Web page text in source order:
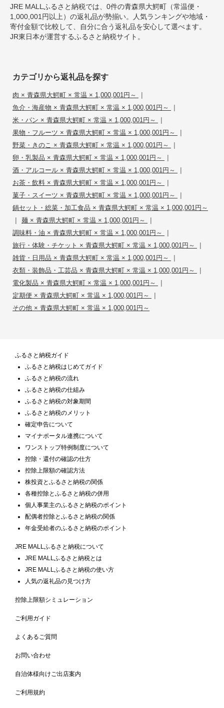
JRE MALLふるさと納税では、0件の青森県大鰐町（常温便・
1,000,001円以上）の返礼品が勢揃い。人気ランキングや地域・
寄付金額で比較して、自分に合う返礼品を安心して選べます。
JR東日本が運営するふるさと納税サイト。
カテゴリから返礼品を探す
肉 × 青森県大鰐町 × 常温 × 1,000,001円～ |
魚介・海産物 × 青森県大鰐町 × 常温 × 1,000,001円～ |
米・パン × 青森県大鰐町 × 常温 × 1,000,001円～ |
果物・フルーツ × 青森県大鰐町 × 常温 × 1,000,001円～ |
野菜・きのこ × 青森県大鰐町 × 常温 × 1,000,001円～ |
卵・乳製品 × 青森県大鰐町 × 常温 × 1,000,001円～ |
酒・アルコール × 青森県大鰐町 × 常温 × 1,000,001円～ |
お茶・飲料 × 青森県大鰐町 × 常温 × 1,000,001円～ |
菓子・スイーツ × 青森県大鰐町 × 常温 × 1,000,001円～ |
鍋セット・総菜・加工食品 × 青森県大鰐町 × 常温 × 1,000,001円～
| 麺 × 青森県大鰐町 × 常温 × 1,000,001円～ |
調味料・油 × 青森県大鰐町 × 常温 × 1,000,001円～ |
旅行・体験・チケット × 青森県大鰐町 × 常温 × 1,000,001円～ |
雑貨・日用品 × 青森県大鰐町 × 常温 × 1,000,001円～ |
衣類・装飾品・工芸品 × 青森県大鰐町 × 常温 × 1,000,001円～ |
電化製品 × 青森県大鰐町 × 常温 × 1,000,001円～ |
定期便 × 青森県大鰐町 × 常温 × 1,000,001円～ |
その他 × 青森県大鰐町 × 常温 × 1,000,001円～
ふるさと納税ガイド
ふるさと納税はじめてガイド
ふるさと納税の流れ
ふるさと納税の仕組み
ふるさと納税の対象期間
ふるさと納税のメリット
確定申告について
マイナポータル連携について
ワンストップ特例制度について
控除・還付の確認の仕方
控除上限額の確認方法
株投資とふるさと納税の関係
各種控除とふるさと納税の併用
個人事業主のふるさと納税のポイント
配偶者控除とふるさと納税の関係
年金受給者のふるさと納税のポイント
JRE MALLふるさと納税について
JRE MALLふるさと納税とは
JRE MALLふるさと納税の使い方
人気の返礼品の見つけ方
控除上限額シミュレーション
ご利用ガイド
よくあるご質問
お問い合わせ
自治体様向けご出店案内
ご利用規約